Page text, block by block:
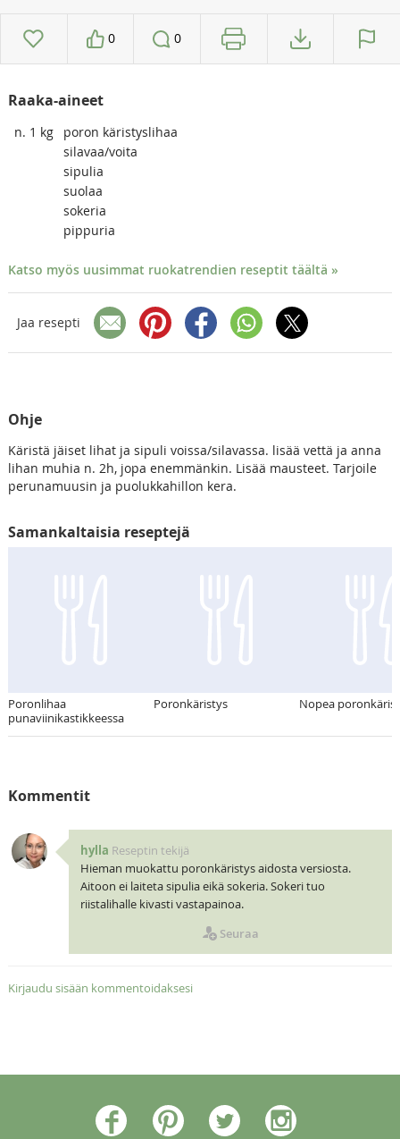
0 0
Raaka-aineet
n. 1 kg
poron käristyslihaa
silavaa/voita
sipulia
suolaa
sokeria
pippuria
Katso myös uusimmat ruokatrendien reseptit täältä »
Jaa resepti
Ohje
Käristä jäiset lihat ja sipuli voissa/silavassa. lisää vettä ja anna
lihan muhia n. 2h, jopa enemmänkin. Lisää mausteet. Tarjoile
perunamuusin ja puolukkahillon kera.
Samankaltaisia reseptejä
Poronlihaa
punaviinikastikkeessa
Poronkäristys Nopea
Kommentit
hylla Reseptin tekijä
Hieman muokattu poronkäristys aidosta versiosta.
Aitoon ei laiteta sipulia eikä sokeria. Sokeri tuo
riistalihalle kivasti vastapainoa.
Seuraa
Kirjaudu sisään kommentoidaksesi